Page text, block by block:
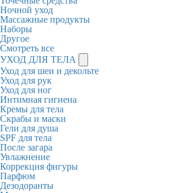
Ночной уход
Массажные продукты
Наборы
Другое
Смотреть все
УХОД ДЛЯ ТЕЛА
Уход для шеи и декольте
Уход для рук
Уход для ног
Интимная гигиена
Кремы для тела
Скрабы и маски
Гели для душа
SPF для тела
После загара
Увлажнение
Коррекция фигуры
Парфюм
Дезодоранты